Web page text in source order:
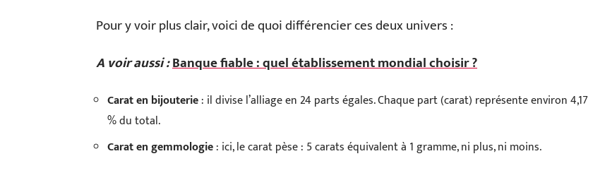
Pour y voir plus clair, voici de quoi différencier ces deux univers :
A voir aussi :Banque fiable : quel établissement mondial choisir ?
Carat en bijouterie: il divise l’alliage en 24 parts égales. Chaque part (carat) représente environ 4,17
% du total.
Carat en gemmologie: ici, le carat pèse : 5 carats équivalent à 1 gramme, ni plus, ni moins.